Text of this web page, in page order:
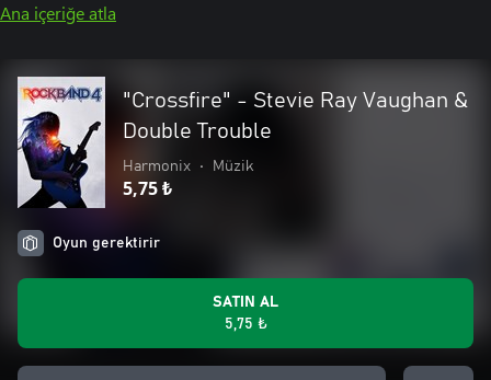
Ana içeriğe atla
"Crossfire" - Stevie Ray Vaughan &
Double Trouble
Harmonix • Müzik
5,75 ₺
Oyun gerektirir
SATIN AL
5,75 ₺